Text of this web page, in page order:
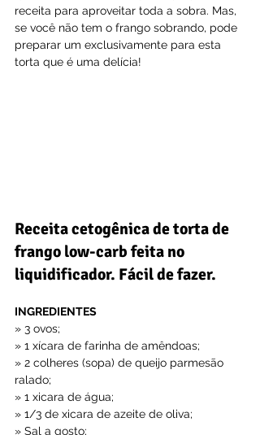
receita para aproveitar toda a sobra. Mas,
se você não tem o frango sobrando, pode
preparar um exclusivamente para esta
torta que é uma delícia!
Receita cetogênica de torta de
frango low-carb feita no
liquidificador. Fácil de fazer.
INGREDIENTES
» 3 ovos;
» 1 xícara de farinha de amêndoas;
» 2 colheres (sopa) de queijo parmesão
ralado;
» 1 xicara de água;
» 1/3 de xicara de azeite de oliva;
» Sal a gosto;